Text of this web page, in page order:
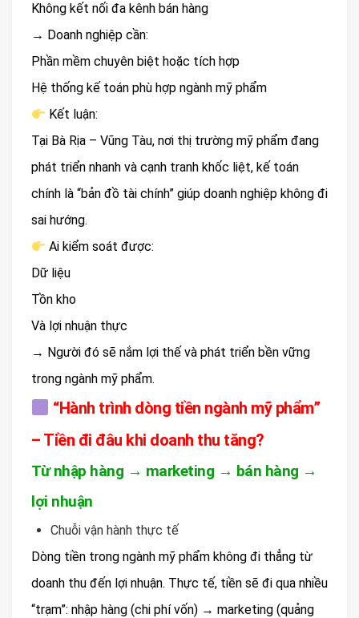
Không kết nối đa kênh bán hàng
→ Doanh nghiệp cần:
Phần mềm chuyên biệt hoặc tích hợp
Hệ thống kế toán phù hợp ngành mỹ phẩm
Kết luận:
Tại Bà Rịa – Vũng Tàu, nơi thị trường mỹ phẩm đang
phát triển nhanh và cạnh tranh khốc liệt, kế toán
chính là “bản đồ tài chính” giúp doanh nghiệp không đi
sai hướng.
Ai kiểm soát được:
Dữ liệu
Tồn kho
Và lợi nhuận thực
→ Người đó sẽ nắm lợi thế và phát triển bền vững
trong ngành mỹ phẩm.
“Hành trình dòng tiền ngành mỹ phẩm”
– Tiền đi đâu khi doanh thu tăng?
Từ nhập hàng → marketing → bán hàng →
lợi nhuận
Chuỗi vận hành thực tế
Dòng tiền trong ngành mỹ phẩm không đi thẳng từ
doanh thu đến lợi nhuận. Thực tế, tiền sẽ đi qua nhiều
“trạm”: nhập hàng (chi phí vốn) → marketing (quảng